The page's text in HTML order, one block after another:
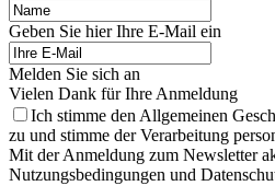
Geben Sie hier Ihre E-Mail ein
Melden Sie sich an
Vielen Dank für Ihre Anmeldung
Ich stimme den Allgemeinen
zu und stimme der Verarbeitung
Mit der Anmeldung zum Newsletter
Nutzungsbedingungen und